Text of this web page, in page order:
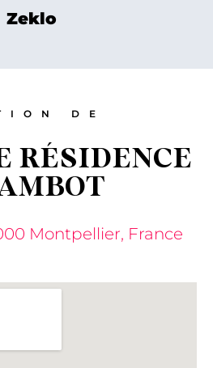
Zeklo
DE
RÉSIDENCE
Montpellier, France